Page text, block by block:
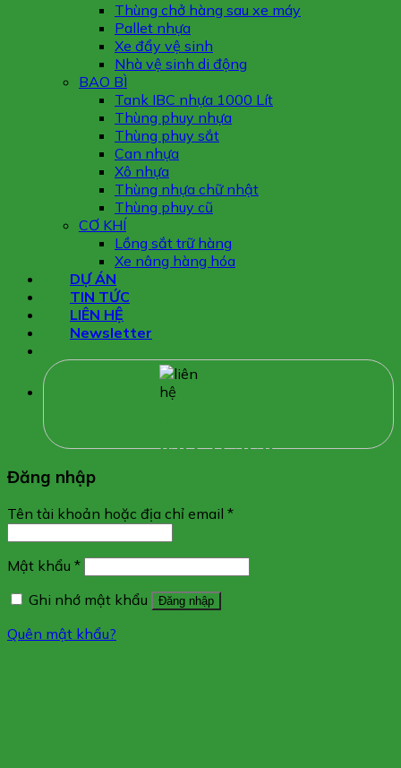
Thùng chở hàng sau xe máy
Pallet nhựa
Xe đẩy vệ sinh
Nhà vệ sinh di động
BAO BÌ
Tank IBC nhựa 1000 Lít
Thùng phuy nhựa
Thùng phuy sắt
Can nhựa
Xô nhựa
Thùng nhựa chữ nhật
Thùng phuy cũ
CƠ KHÍ
Lồng sắt trữ hàng
Xe nâng hàng hóa
DỰ ÁN
TIN TỨC
LIÊN HỆ
Newsletter
0327 17 3232
Đăng nhập
Tên tài khoản hoặc địa chỉ email *
Mật khẩu *
Ghi nhớ mật khẩu
Đăng nhập
Quên mật khẩu?